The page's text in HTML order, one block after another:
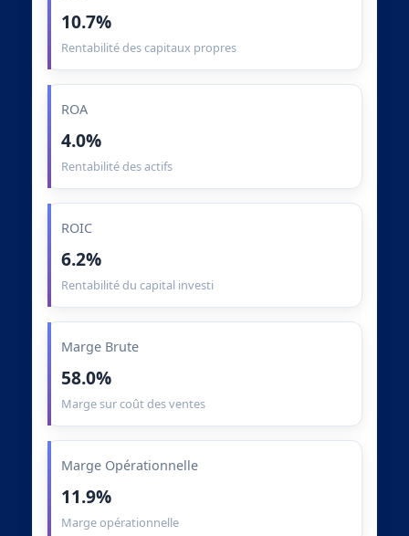
10.7%
Rentabilité des capitaux propres
ROA
4.0%
Rentabilité des actifs
ROIC
6.2%
Rentabilité du capital investi
Marge Brute
58.0%
Marge sur coût des ventes
Marge Opérationnelle
11.9%
Marge opérationnelle